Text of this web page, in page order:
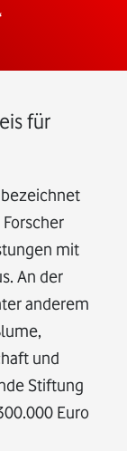
für
mit
An der
anderem
und
Stiftung
Euro